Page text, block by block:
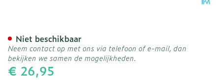
€ 26,95
Niet beschikbaar
Neem contact op met ons via telefoon of e-mail, dan
bekijken we samen de mogelijkheden.